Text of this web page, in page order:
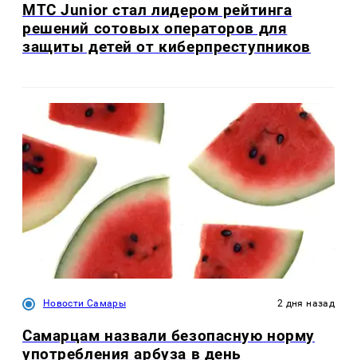
МТС Junior стал лидером рейтинга
решений сотовых операторов для
защиты детей от киберпреступников
Новости Самары 2 дня назад
Самарцам назвали безопасную норму
употребления арбуза в день